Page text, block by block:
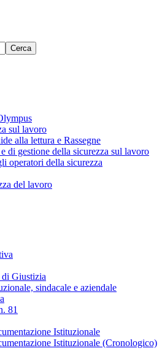
Cerca
sul lavoro
alla lettura e Rassegne
di gestione della sicurezza sul lavoro
operatori della sicurezza
del lavoro
Giustizia
sindacale e aziendale
81
Istituzionale
Istituzionale (Cronologico)